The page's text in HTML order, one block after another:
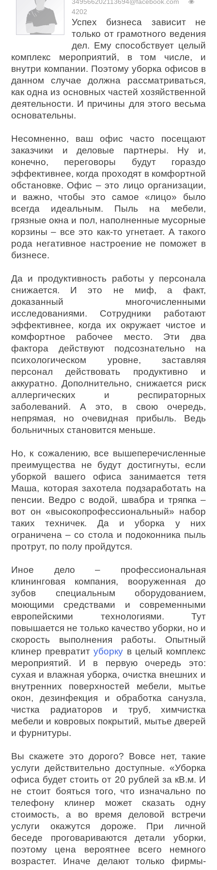
4202
Успех бизнеса зависит не
только от грамотного ведения
дел. Ему способствует целый
комплекс мероприятий, в том числе, и
внутри компании. Поэтому уборка офисов в
данном случае должна рассматриваться,
как одна из основных частей хозяйственной
деятельности. И причины для этого весьма
основательны.
Несомненно, ваш офис часто посещают
заказчики и деловые партнеры. Ну и,
конечно, переговоры будут гораздо
эффективнее, когда проходят в комфортной
обстановке. Офис – это лицо организации,
и важно, чтобы это самое «лицо» было
всегда идеальным. Пыль на мебели,
грязные окна и пол, наполненные мусорные
корзины – все это как-то угнетает. А такого
рода негативное настроение не поможет в
бизнесе.
Да и продуктивность работы у персонала
снижается. И это не миф, а факт,
доказанный многочисленными
исследованиями. Сотрудники работают
эффективнее, когда их окружает чистое и
комфортное рабочее место. Эти два
фактора действуют подсознательно на
психологическом уровне, заставляя
персонал действовать продуктивно и
аккуратно. Дополнительно, снижается риск
аллергических и респираторных
заболеваний. А это, в свою очередь,
непрямая, но очевидная прибыль. Ведь
больничных становится меньше.
Но, к сожалению, все вышеперечисленные
преимущества не будут достигнуты, если
уборкой вашего офиса занимается тетя
Маша, которая захотела подзаработать на
пенсии. Ведро с водой, швабра и тряпка –
вот он «высокопрофессиональный» набор
таких техничек. Да и уборка у них
ограничена – со стола и подоконника пыль
протрут, по полу пройдутся.
Иное дело – профессиональная
клининговая компания, вооруженная до
зубов специальным оборудованием,
моющими средствами и современными
европейскими технологиями. Тут
повышается не только качество уборки, но и
скорость выполнения работы. Опытный
клинер превратитуборку в целый комплекс
мероприятий. И в первую очередь это:
сухая и влажная уборка, очистка внешних и
внутренних поверхностей мебели, мытье
окон, дезинфекция и обработка санузла,
чистка радиаторов и труб, химчистка
мебели и ковровых покрытий, мытье дверей
и фурнитуры.
Вы скажете это дорого? Вовсе нет, такие
услуги действительно доступные. «Уборка
офиса будет стоить от 20 рублей за кВ.м. И
не стоит бояться того, что изначально по
телефону клинер может сказать одну
стоимость, а во время деловой встречи
услуги окажутся дороже. При личной
беседе проговариваются детали уборки,
поэтому цена вероятнее всего немного
возрастет. Иначе делают только фирмы-